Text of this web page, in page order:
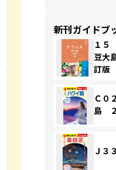
新刊ガイドブ
１
豆大
訂版
Ｃ０
島
Ｊ３